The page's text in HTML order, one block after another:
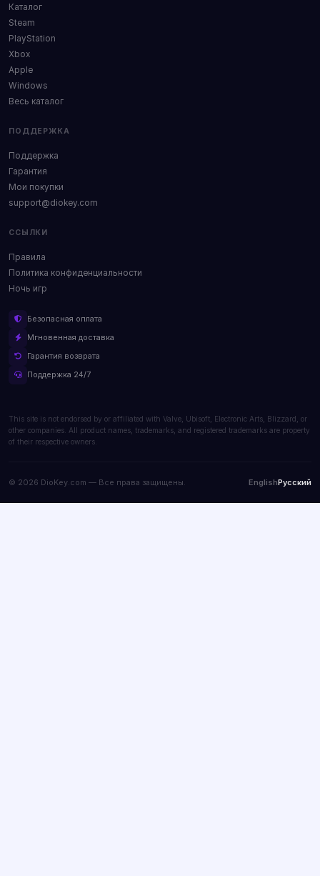
Каталог
Steam
PlayStation
Xbox
Apple
Windows
Весь каталог
ПОДДЕРЖКА
Поддержка
Гарантия
Мои покупки
support@diokey.com
ССЫЛКИ
Правила
Политика конфиденциальности
Ночь игр
Безопасная оплата
Мгновенная доставка
Гарантия возврата
Поддержка 24/7
This site is not endorsed by or affiliated with Valve, Ubisoft, Electronic Arts, Blizzard, or
other companies. All product names, trademarks, and registered trademarks are property
of their respective owners.
© 2026 DioKey.com — Все права защищены. EnglishРусский